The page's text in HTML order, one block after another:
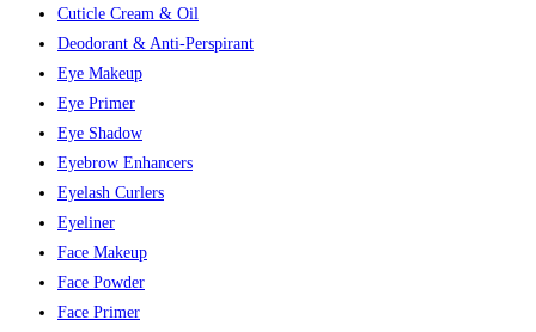
Cuticle Cream & Oil
Deodorant & Anti-Perspirant
Eye Makeup
Eye Primer
Eye Shadow
Eyebrow Enhancers
Eyelash Curlers
Eyeliner
Face Makeup
Face Powder
Face Primer